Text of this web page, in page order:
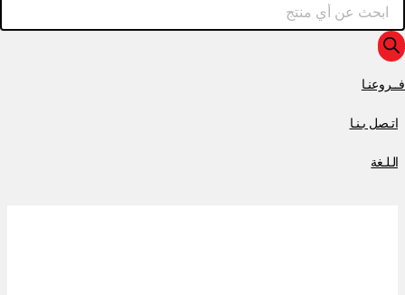
فــروعنـا
اتـصل بـنـا
الـلـغة